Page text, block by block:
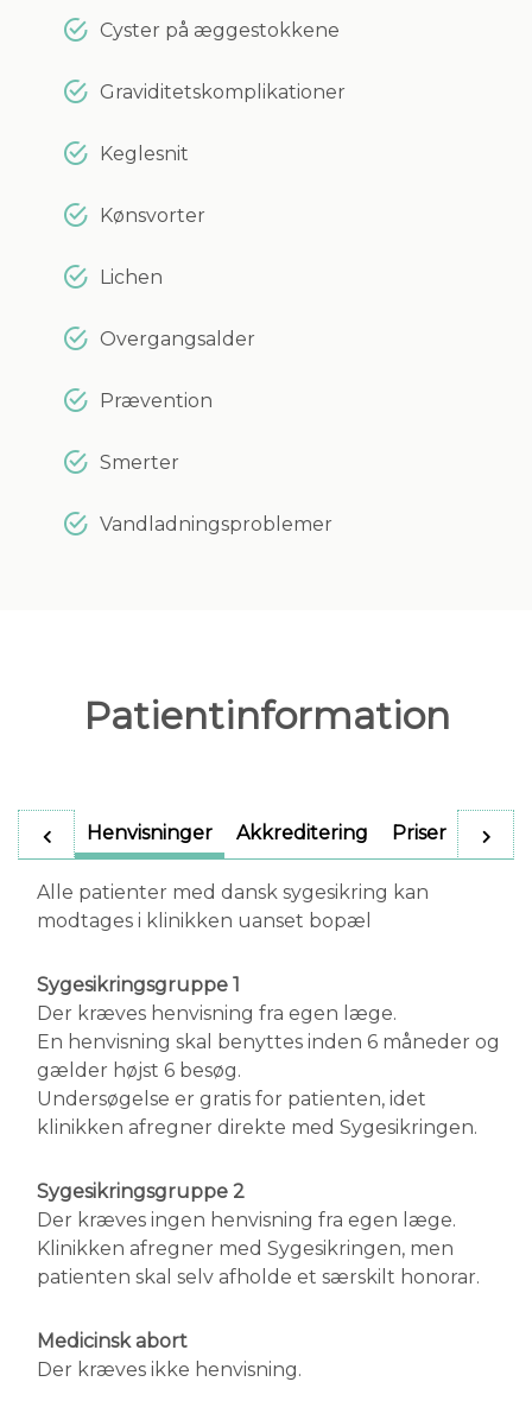
Cyster på æggestokkene
Graviditetskomplikationer
Keglesnit
Kønsvorter
Lichen
Overgangsalder
Prævention
Smerter
Vandladningsproblemer
Patientinformation
Henvisninger Akkreditering Priser
Alle patienter med dansk sygesikring kan
modtages i klinikken uanset bopæl
Sygesikringsgruppe 1
Der kræves henvisning fra egen læge.
En henvisning skal benyttes inden 6 måneder og
gælder højst 6 besøg.
Undersøgelse er gratis for patienten, idet
klinikken afregner direkte med Sygesikringen.
Sygesikringsgruppe 2
Der kræves ingen henvisning fra egen læge.
Klinikken afregner med Sygesikringen, men
patienten skal selv afholde et særskilt honorar.
Medicinsk abort
Der kræves ikke henvisning.